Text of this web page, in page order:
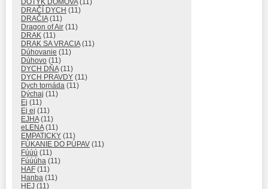
DOTYK DOMOVA(11)
DRAČÍ DYCH (11)
DRAČIA(11)
Dragon of Air (11)
DRAK (11)
DRAK SA VRACIA(11)
Dúhovanie (11)
Dúhovo (11)
DYCH DŇA(11)
DYCH PRAVDY (11)
Dych tornáda (11)
Dýchaj (11)
Ej (11)
Ej ej (11)
EJHA(11)
eLENA(11)
EMPATICKY (11)
FÚKANIE DO PÚPAV (11)
Fúúú (11)
Fúúúha (11)
HAF (11)
Hanba (11)
HEJ (11)